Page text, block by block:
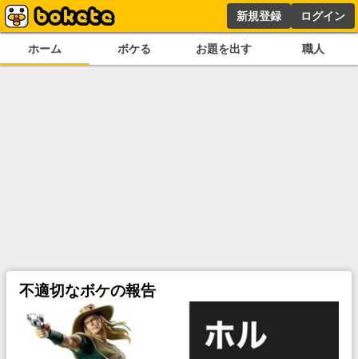
新規登録 ログイン
ホーム ボケる お題を出す 職人
不適切なボケの報告